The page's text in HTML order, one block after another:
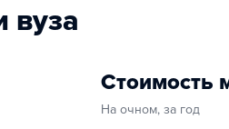
вуза
Стоимость
На очном, за год